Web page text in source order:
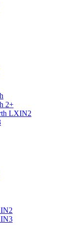
2+
LXIN2